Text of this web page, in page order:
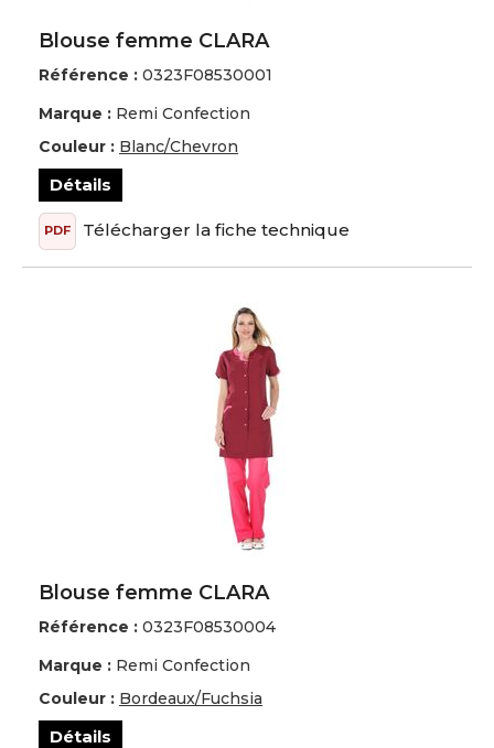
Blouse femme CLARA
Référence : 0323F08530001
Marque : Remi Confection
Couleur : Blanc/Chevron
Détails
PDF Télécharger la fiche technique
Blouse femme CLARA
Référence : 0323F08530004
Marque : Remi Confection
Couleur : Bordeaux/Fuchsia
Détails